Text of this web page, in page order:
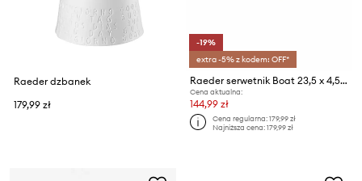
Raeder dzbanek
179,99 zł
-19%
extra -5% z kodem: OFF*
Raeder serwetnik Boat 23,5 x 4,5 x 15,5 cm
Cena aktualna:
144,99 zł
Cena regularna:179,99 zł
Najniższa cena:179,99 zł